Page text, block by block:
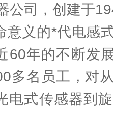
公司，创建于
意义的*代电感
60年的不断发
多名员工，对
电式传感器到